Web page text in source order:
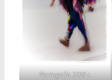
Portugalia 2019 r.